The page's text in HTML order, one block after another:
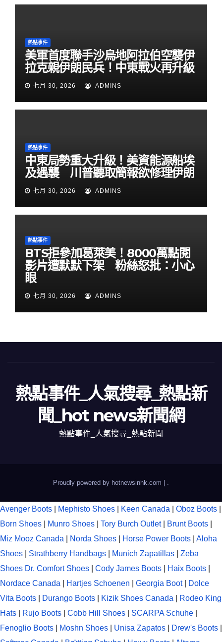
熱點事件
美軍首度聯手沙烏地阿拉伯空襲伊
拉克親伊朗民兵！中東戰火再升級
七月 30, 2026 ADMINS
熱點事件
中東局勢重大升級！美資能源船埃
及遇襲 川普聽取簡報欲修理伊朗
七月 30, 2026 ADMINS
熱點事件
BTS拒參加葛萊美！8000萬點閱
影片遭默默下架 粉絲怒批：小心
眼
七月 30, 2026 ADMINS
熱點事件_人氣搜尋_熱點新
聞_hot news新聞網
熱點事件_人氣搜尋_熱點新聞
Proudly powered by hotnewsinhk.com |
Avenger Boots Mephisto Shoes Keen Canada Oboz Boots
Born Shoes
Munro Shoes Tory Burch Outlet Brunt Boots
Miz Mooz Canada
Norda Shoes Horse Power Boots
Aloha
Shoes
Strathberry Handbags Munich Zapatillas
Zeba
Shoes Dr. Comfort Shoes Cody James Boots Haix Boots
Nordace Canada
Hartjes Schoenen Georgia Boot|
Dolce
Vita Boots
Durango Boots Kizik Shoes Canada
Rodeo King
Hats
Rujo Boots Cobb Hill Shoes SCARPA Schuhe
Fenoglio Boots
Moshn Shoes Unisa Zapatos Drew's Boots